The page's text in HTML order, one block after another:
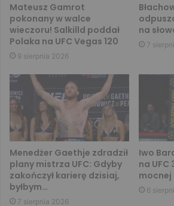
Mateusz Gamrot
pokonany w walce
wieczoru! Salkilld poddał
Polaka na UFC Vegas 120
9 sierpnia 2026
na
7
Menedżer Gaethje zdradził
plany mistrza UFC: Gdyby
zakończył karierę dzisiaj,
byłbym…
7 sierpnia 2026
Iwo
na UFC
6